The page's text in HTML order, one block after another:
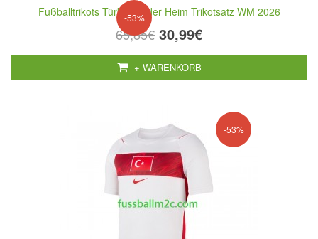
-53%
Fußballtrikots Türkei Kinder Heim Trikotsatz WM 2026
65,85€ 30,99€
+ WARENKORB
-53%